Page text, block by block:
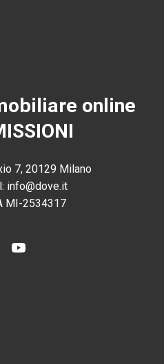
online
7, 20129 Milano
info@dove.it
MI-2534317